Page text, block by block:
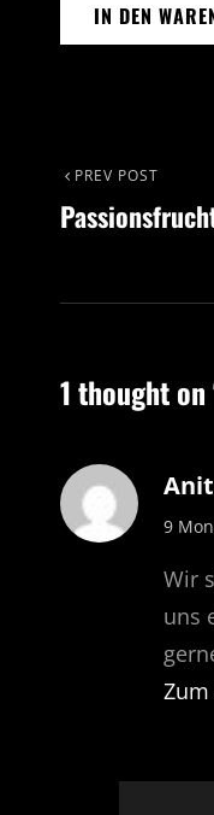
IN DEN
Beitrags-
Navigation
Previous
Post
PREV POST
1 thought on
says:
9
Wir
uns